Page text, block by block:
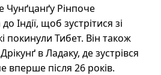
Чунґцанґу Рінпоче
Індії, щоб зустрітися зі
покинули Тибет. Він також
в Ладаку, де зустрівся
вперше після 26 років.